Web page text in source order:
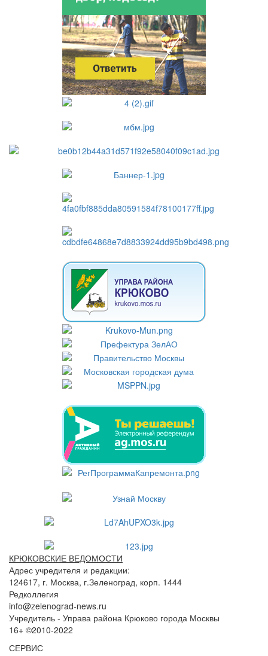
КРЮКОВСКИЕ ВЕДОМОСТИ
Адрес учредителя и редакции:
124617, г. Москва, г.Зеленоград, корп. 1444
Редколлегия
info@zelenograd-news.ru
Учредитель - Управа района Крюково города Москвы
16+ ©2010-2022
СЕРВИС